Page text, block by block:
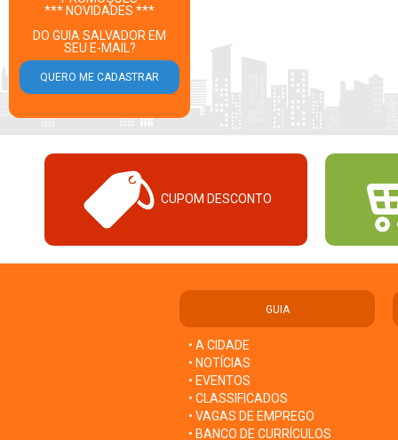
*** NOVIDADES ***
DO GUIA SALVADOR EM
SEU E-MAIL?
CUPOM DESCONTO
GUIA
• A CIDADE
• NOTÍCIAS
• EVENTOS
• CLASSIFICADOS
• VAGAS DE EMPREGO
• BANCO DE CURRÍCULOS